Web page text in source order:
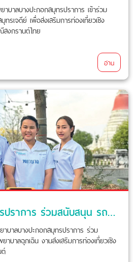
บาลบางปะกอกสมุทรปราการ เข้าร่วม
รเจดีย์ เพื่อส่งเสริมการท่องเที่ยวเชิง
งกรานต์ไทย
อ่าน
รพ.บางปะกอกสมุทรปราการ ร่วมสนับสนุน รถพยาบาล และ ทีมพยาบาลฉุกเฉิน
าบาลบางปะกอกสมุทรปราการ ร่วม
บาลฉุกเฉิน งานส่งเสริมการท่องเที่ยวเชิง